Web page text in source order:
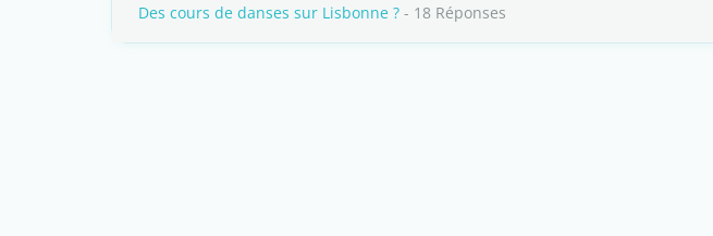
Des cours de danses sur Lisbonne ? - 18 Réponses